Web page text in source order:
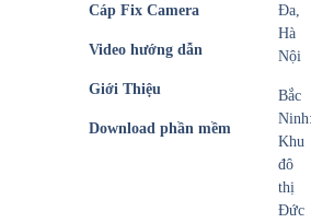
Cáp Fix Camera
Video hướng dẫn
Giới Thiệu
Download phần mềm
Đa,
Hà
Nội
Bắc
Khu
đô
thị
Đức